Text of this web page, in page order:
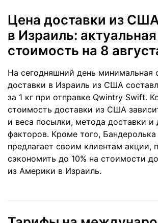
Цена доставки из
в Израиль: актуальная
стоимость на 8
На сегодняшний день минимальная
доставки в Израиль из США
за 1 кг при отправке Qwintry Swift.
стоимость доставки из США
и веса посылки, метода доставки и
факторов. Кроме того,
предлагает своим клиентам акции,
сэкономить до 10% на стоимости
из Америки в Израиль.